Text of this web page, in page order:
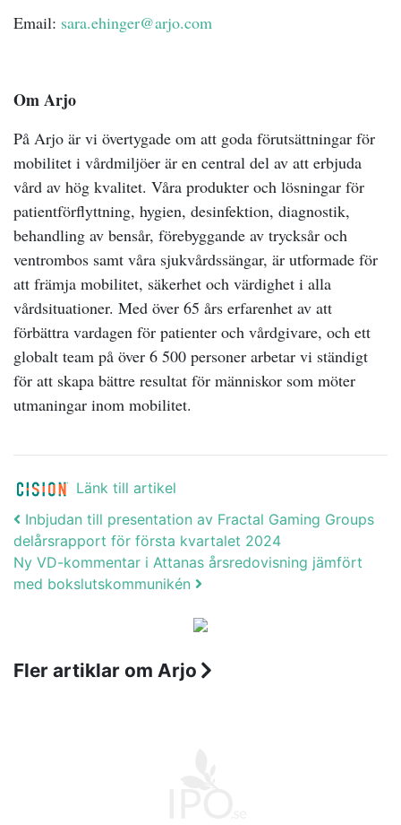
Email: sara.ehinger@arjo.com
Om Arjo
På Arjo är vi övertygade om att goda förutsättningar för
mobilitet i vårdmiljöer är en central del av att erbjuda
vård av hög kvalitet. Våra produkter och lösningar för
patientförflyttning, hygien, desinfektion, diagnostik,
behandling av bensår, förebyggande av trycksår och
ventrombos samt våra sjukvårdssängar, är utformade för
att främja mobilitet, säkerhet och värdighet i alla
vårdsituationer. Med över 65 års erfarenhet av att
förbättra vardagen för patienter och vårdgivare, och ett
globalt team på över 6 500 personer arbetar vi ständigt
för att skapa bättre resultat för människor som möter
utmaningar inom mobilitet.
Länk till artikel
Post navigation
Inbjudan till presentation av Fractal Gaming Groups
delårsrapport för första kvartalet 2024
Ny VD-kommentar i Attanas årsredovisning jämfört
med bokslutskommunikén
Fler artiklar om Arjo